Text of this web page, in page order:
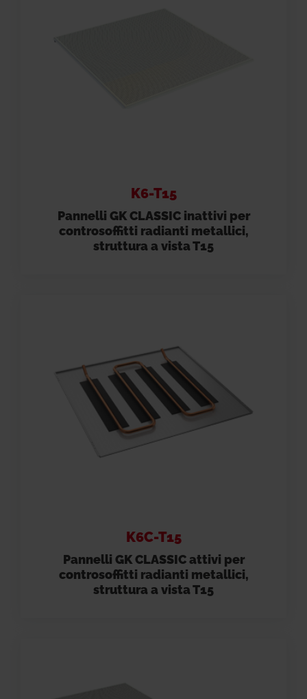
K6-T15
Pannelli GK CLASSIC inattivi per
controsoffitti radianti metallici,
struttura a vista T15
K6C-T15
Pannelli GK CLASSIC attivi per
controsoffitti radianti metallici,
struttura a vista T15